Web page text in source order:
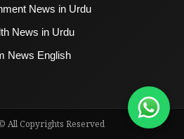
News in Urdu
News in Urdu
News English
All Copyrights Reserved